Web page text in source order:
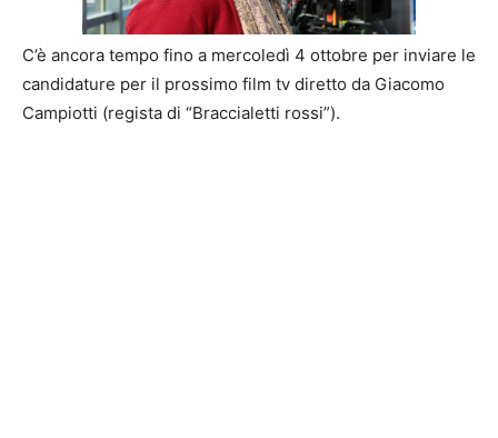
C’è ancora tempo fino a mercoledì 4 ottobre per inviare le
candidature per il prossimo film tv diretto da Giacomo
Campiotti (regista di “Braccialetti rossi”).